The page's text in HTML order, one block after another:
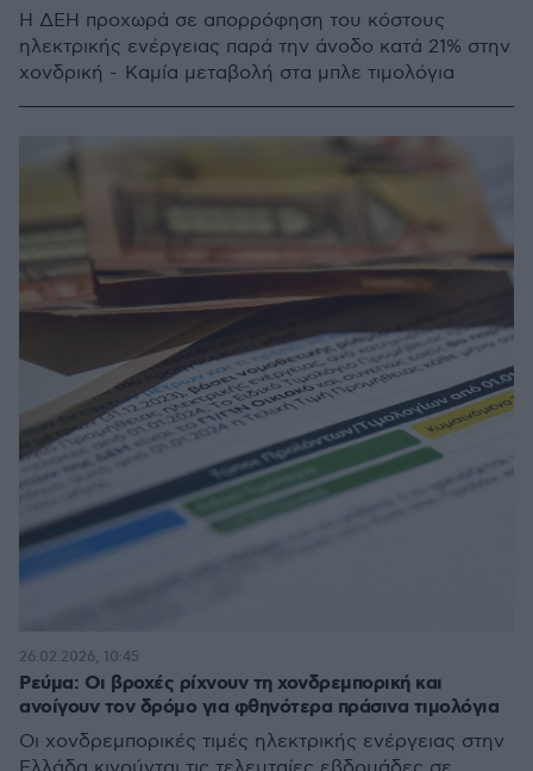
Η ΔΕΗ προχωρά σε απορρόφηση του κόστους
ηλεκτρικής ενέργειας παρά την άνοδο κατά 21% στην
χονδρική - Καμία μεταβολή στα μπλε τιμολόγια
Ρεύμα: Οι βροχές ρίχνουν τη χονδρεμπορική και
ανοίγουν τον δρόμο για φθηνότερα πράσινα τιμολόγια
Οι χονδρεμπορικές τιμές ηλεκτρικής ενέργειας στην
26.02.2026, 10:45